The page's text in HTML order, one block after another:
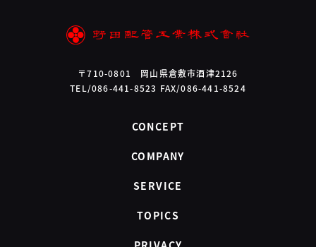
〒710-0801 岡山県倉敷市酒津2126
TEL/086-441-8523 FAX/086-441-8524
CONCEPT
COMPANY
SERVICE
TOPICS